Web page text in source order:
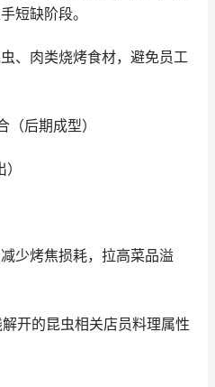
短缺阶段。
、肉类烧烤食材，避免员工
后期成型）
少烤焦损耗，拉高菜品溢
开的昆虫相关店员料理属性